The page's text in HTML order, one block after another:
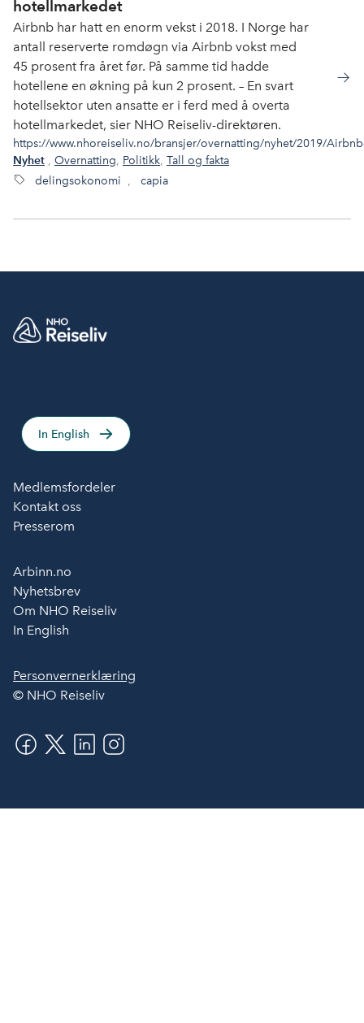
hotellmarkedet
Airbnb har hatt en enorm vekst i 2018. I Norge har
antall reserverte romdøgn via Airbnb vokst med
45 prosent fra året før. På samme tid hadde
hotellene en økning på kun 2 prosent. – En svart
hotellsektor uten ansatte er i ferd med å overta
hotellmarkedet, sier NHO Reiseliv-direktøren.
https://www.nhoreiseliv.no/bransjer/overnatting/nyhet/2019/
Nyhet , Overnatting, Politikk, Tall og fakta
delingsokonomi , capia
In English
Medlemsfordeler
Kontakt oss
Presserom
Arbinn.no
Nyhetsbrev
Om NHO Reiseliv
In English
Personvernerklæring
© NHO Reiseliv